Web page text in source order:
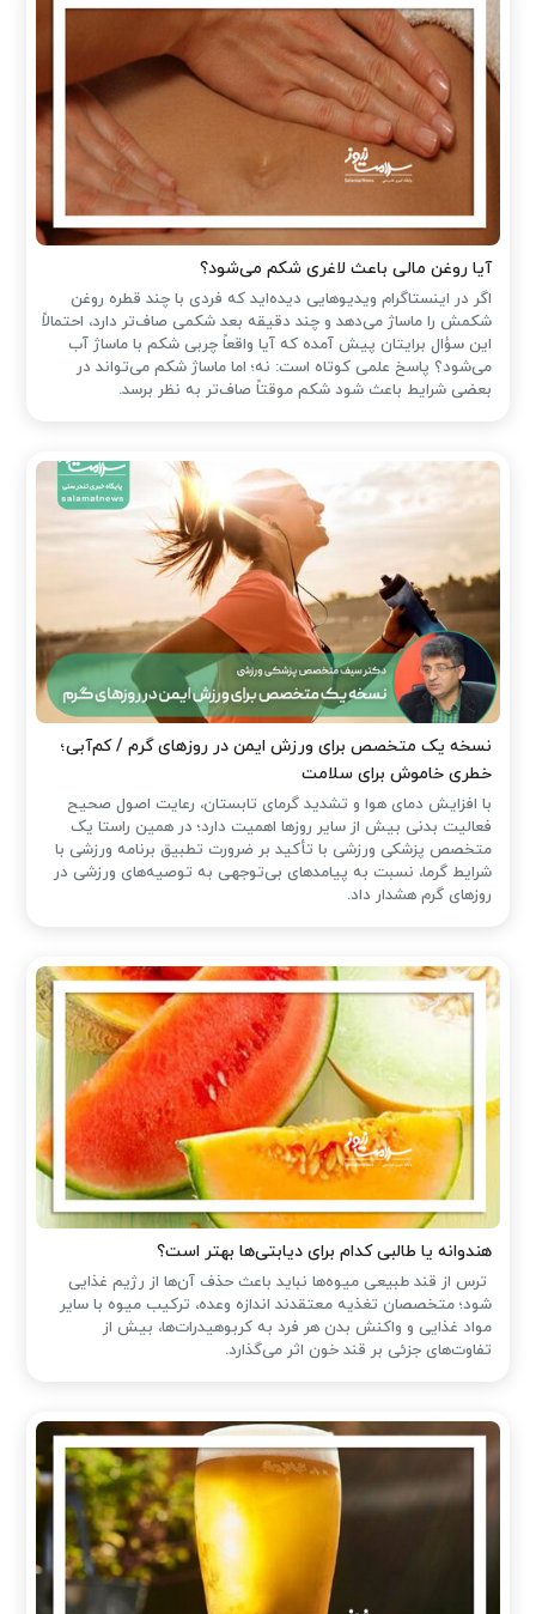
آیا روغن مالی باعث لاغری شکم می‌شود؟
اگر در اینستاگرام ویدیوهایی دیده‌اید که فردی با چند قطره روغن
شکمش را ماساژ می‌دهد و چند دقیقه بعد شکمی صاف‌تر دارد، احتمالاً
این سؤال برایتان پیش آمده که آیا واقعاً چربی شکم با ماساژ آب
می‌شود؟ پاسخ علمی کوتاه است: نه؛ اما ماساژ شکم می‌تواند در
بعضی شرایط باعث شود شکم موقتاً صاف‌تر به نظر برسد.
نسخه یک متخصص برای ورزش ایمن در روزهای گرم / کم‌آبی؛
خطری خاموش برای سلامت
با افزایش دمای هوا و تشدید گرمای تابستان، رعایت اصول صحیح
فعالیت بدنی بیش از سایر روزها اهمیت دارد؛ در همین راستا یک
متخصص پزشکی ورزشی با تأکید بر ضرورت تطبیق برنامه ورزشی با
شرایط گرما، نسبت به پیامدهای بی‌توجهی به توصیه‌های ورزشی در
روزهای گرم هشدار داد.
هندوانه یا طالبی کدام برای دیابتی‌ها بهتر است؟
ترس از قند طبیعی میوه‌ها نباید باعث حذف آن‌ها از رژیم غذایی
شود؛ متخصصان تغذیه معتقدند اندازه وعده، ترکیب میوه با سایر
مواد غذایی و واکنش بدن هر فرد به کربوهیدرات‌ها، بیش از
تفاوت‌های جزئی بر قند خون اثر می‌گذارد.